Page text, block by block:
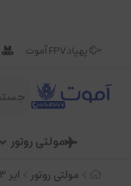
پهپاد FPV آموت
مولتی روتور
مولتی روتور ایر 3 رادیو RC2 پک کمبو - DJI Air3 Fly more Combo RC2